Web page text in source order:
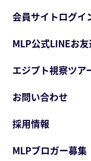
会員サイトログイ
MLP公式LINEお
エジプト視察ツア
お問い合わせ
採用情報
MLPブロガー募集